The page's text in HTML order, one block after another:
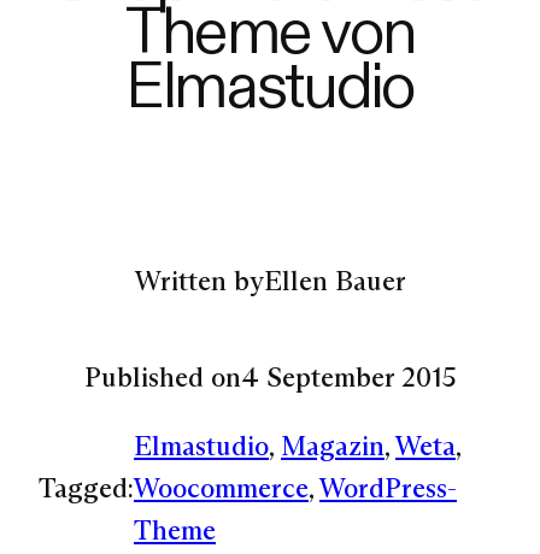
Theme von
Elmastudio
Written byEllen Bauer
Published on4 September 2015
Tagged:
Elmastudio, Magazin, Weta
Woocommerce, WordPress-
Theme